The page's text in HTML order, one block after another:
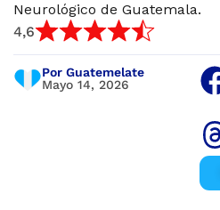
Neurológico de Guatemala.
4,6
Por Guatemelate
Mayo 14, 2026